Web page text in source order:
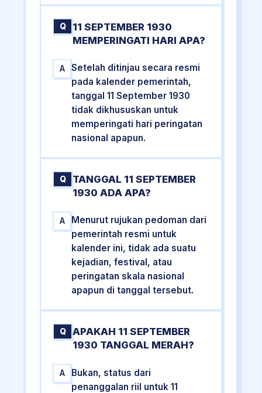
Q
11 SEPTEMBER 1930
MEMPERINGATI HARI APA?
A
Setelah ditinjau secara resmi
pada kalender pemerintah,
tanggal 11 September 1930
tidak dikhususkan untuk
memperingati hari peringatan
nasional apapun.
Q
TANGGAL 11 SEPTEMBER
1930 ADA APA?
A
Menurut rujukan pedoman dari
pemerintah resmi untuk
kalender ini, tidak ada suatu
kejadian, festival, atau
peringatan skala nasional
apapun di tanggal tersebut.
Q
APAKAH 11 SEPTEMBER
1930 TANGGAL MERAH?
A
Bukan, status dari
penanggalan riil untuk 11